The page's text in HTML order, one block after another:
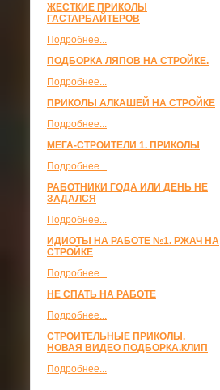
ЖЕСТКИЕ ПРИКОЛЫ
ГАСТАРБАЙТЕРОВ
Подробнее...
ПОДБОРКА ЛЯПОВ НА СТРОЙКЕ.
Подробнее...
ПРИКОЛЫ АЛКАШЕЙ НА СТРОЙКЕ
Подробнее...
МЕГА-СТРОИТЕЛИ 1. ПРИКОЛЫ
Подробнее...
РАБОТНИКИ ГОДА ИЛИ ДЕНЬ НЕ
ЗАДАЛСЯ
Подробнее...
ИДИОТЫ НА РАБОТЕ №1. РЖАЧ НА
СТРОЙКЕ
Подробнее...
НЕ СПАТЬ НА РАБОТЕ
Подробнее...
СТРОИТЕЛЬНЫЕ ПРИКОЛЫ.
НОВАЯ ВИДЕО ПОДБОРКА.КЛИП
Подробнее...